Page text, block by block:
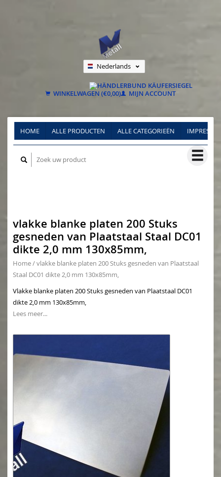
Nederlands
Français
WINKELWAGEN (€0,00) MIJN ACCOUNT
HOME ALLE PRODUCTEN ALLE CATEGORIEËN
vlakke blanke platen 200 Stuks
gesneden van Plaatstaal Staal DC01
dikte 2,0 mm 130x85mm,
Home/vlakke blanke platen 200 Stuks gesneden van Plaatstaal
Staal DC01 dikte 2,0 mm 130x85mm,
Vlakke blanke platen 200 Stuks gesneden van Plaatstaal DC01
dikte 2,0 mm 130x85mm,
Lees meer...